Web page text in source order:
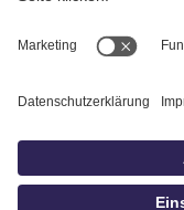
Impressum
idowa